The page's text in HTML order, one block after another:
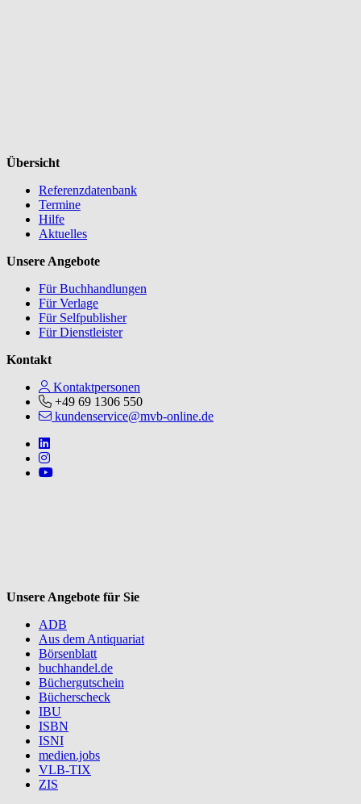
Übersicht
Referenzdatenbank
Termine
Hilfe
Aktuelles
Unsere Angebote
Für Buchhandlungen
Für Verlage
Für Selfpublisher
Für Dienstleister
Kontakt
Kontaktpersonen
+49 69 1306 550
kundenservice@mvb-online.de
Follow us on https://www.linkedin.com/company/mvbbooks
Follow us on https://www.instagram.com/lifeatmvb/
Follow us on https://www.youtube.com/@mvbbooks
Unsere Angebote für Sie
ADB
Aus dem Antiquariat
Börsenblatt
buchhandel.de
Büchergutschein
Bücherscheck
IBU
ISBN
ISNI
medien.jobs
VLB-TIX
ZIS